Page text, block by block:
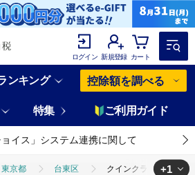
ログイン 新規登録 カート
ンキング 控除額を調べる
特集 ご利用ガイド
ョイス」システム連携に関して
東京都 台東区 クインクラシコ 革靴
+1